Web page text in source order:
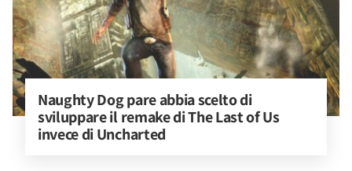
Naughty Dog pare abbia scelto di
sviluppare il remake di The Last of Us
invece di Uncharted